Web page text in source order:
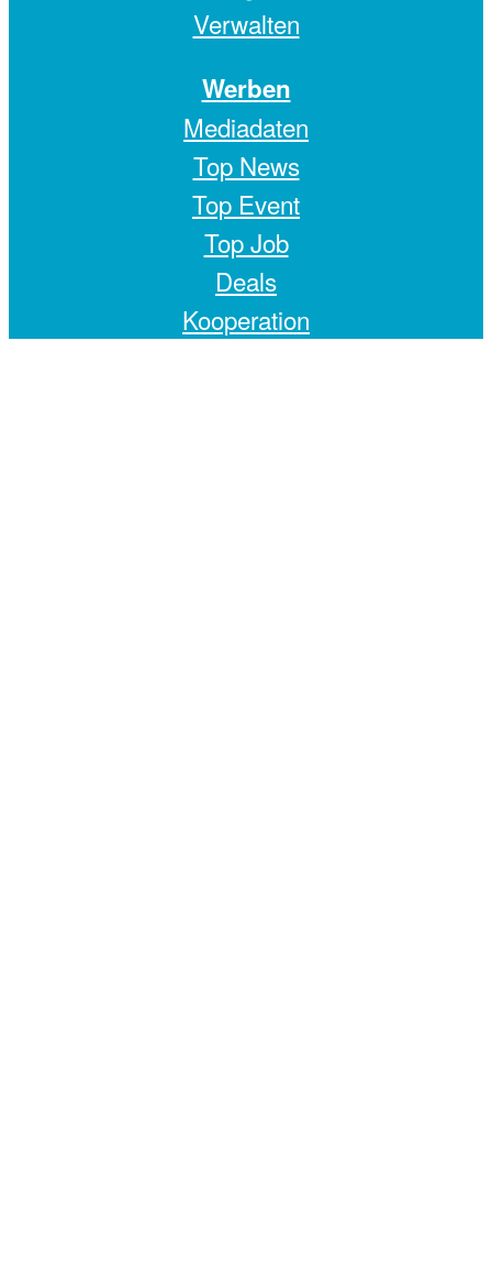
Verwalten
Werben
Mediadaten
Top News
Top Event
Top Job
Deals
Kooperation